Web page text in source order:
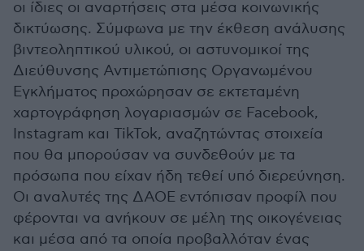
οι ίδιες οι αναρτήσεις στα μέσα κοινωνικής
δικτύωσης. Σύμφωνα με την έκθεση ανάλυσης
βιντεοληπτικού υλικού, οι αστυνομικοί της
Διεύθυνσης Αντιμετώπισης Οργανωμένου
Εγκλήματος προχώρησαν σε εκτεταμένη
χαρτογράφηση λογαριασμών σε Facebook,
Instagram και TikTok, αναζητώντας στοιχεία
που θα μπορούσαν να συνδεθούν με τα
πρόσωπα που είχαν ήδη τεθεί υπό διερεύνηση.
Οι αναλυτές της ΔΑΟΕ εντόπισαν προφίλ που
φέρονται να ανήκουν σε μέλη της οικογένειας
και μέσα από τα οποία προβαλλόταν ένας